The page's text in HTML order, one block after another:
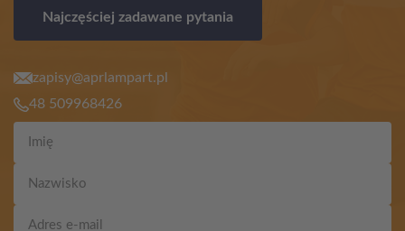
Najczęściej zadawane pytania
zapisy@aprlampart.pl
48 509968426